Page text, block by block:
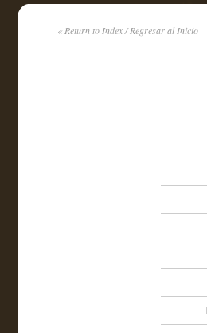
« Return to Index / Regresar al Inicio